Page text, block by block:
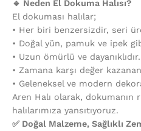
🔹 Neden El Dokuma Halısı?
El dokuması halılar;
•⁠ ⁠Her biri benzersizdir, seri
•⁠ ⁠Doğal yün, pamuk ve ipek
•⁠ ⁠Uzun ömürlü ve dayanıklıdır.
•⁠ ⁠Zamana karşı değer
•⁠ ⁠Geleneksel ve modern
Aren Halı olarak,
halılarımıza yansıtıyoruz.
✅ Doğal Malzeme, Sağlıklı